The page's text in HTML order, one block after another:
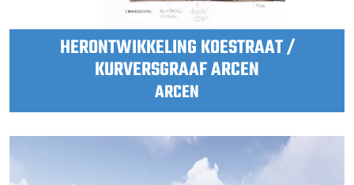
HERONTWIKKELING KOESTRAAT /
KURVERSGRAAF ARCEN
ARCEN